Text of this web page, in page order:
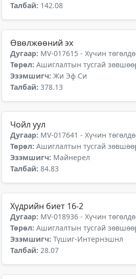
Талбай: 142.08
Өвөлжөөний эх
Дугаар: MV-017615 - Хүчин
Төрөл: Ашиглалтын тусгай
Эзэмшигч: Жи Эф Си
Талбай: 378.13
Чойл уул
Дугаар: MV-017641 - Хүчин
Төрөл: Ашиглалтын тусгай
Эзэмшигч: Майнерел
Талбай: 84.83
Хүдрийн биет 16-2
Дугаар: MV-018936 - Хүчин
Төрөл: Ашиглалтын тусгай
Эзэмшигч: Түшиг-Интернэшнл
Талбай: 28.07